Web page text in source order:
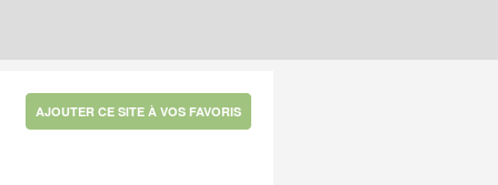
AJOUTER CE SITE À VOS FAVORIS